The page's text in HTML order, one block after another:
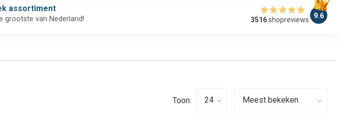
assortiment
grootste van Nederland! 3516shopreviews 9.6
Toon: